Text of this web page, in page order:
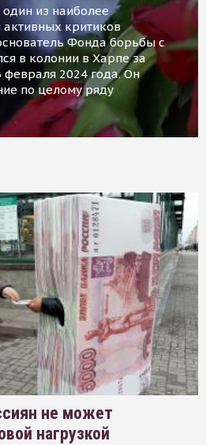
из наиболее
критиков
Фонда борьбы с
в колонии в Харпе за
2024 года. Он
по целому ряду
не может
нагрузкой